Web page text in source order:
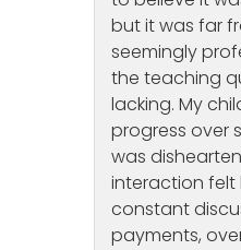
but it was far
seemingly
the teaching
lacking. My
progress over
was
interaction felt
constant
payments,